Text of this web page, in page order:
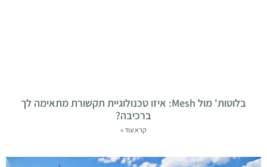
בלוטות' מול Mesh: איזו טכנולוגיית תקשורת מתאימה לך
ברכיבה?
קרא עוד »